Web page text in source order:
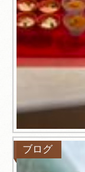
ブログ